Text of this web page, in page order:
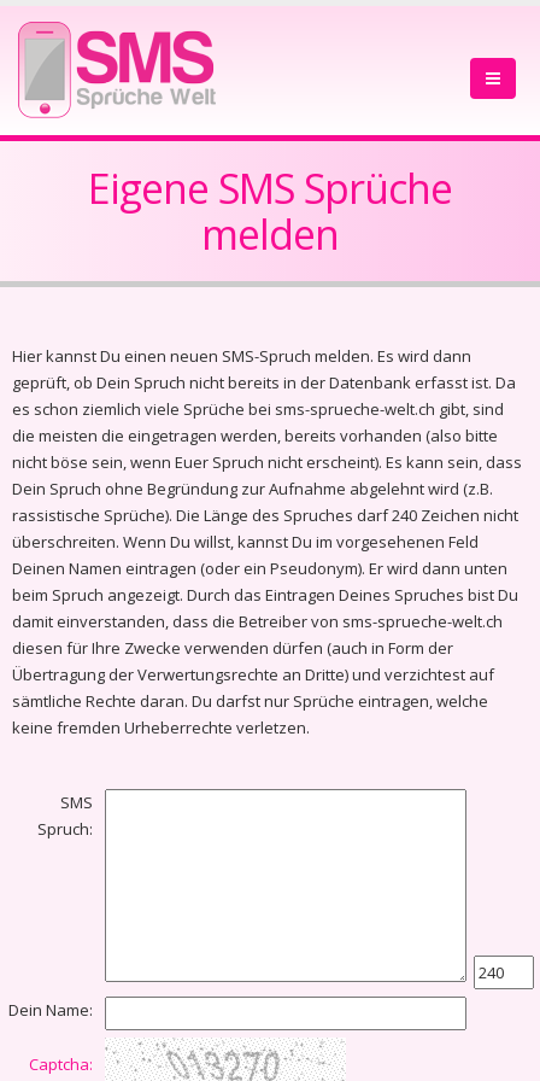
Eigene SMS Sprüche
melden
Hier kannst Du einen neuen SMS-Spruch melden. Es wird dann
geprüft, ob Dein Spruch nicht bereits in der Datenbank erfasst ist. Da
es schon ziemlich viele Sprüche bei sms-sprueche-welt.ch gibt, sind
die meisten die eingetragen werden, bereits vorhanden (also bitte
nicht böse sein, wenn Euer Spruch nicht erscheint). Es kann sein, dass
Dein Spruch ohne Begründung zur Aufnahme abgelehnt wird (z.B.
rassistische Sprüche). Die Länge des Spruches darf 240 Zeichen nicht
überschreiten. Wenn Du willst, kannst Du im vorgesehenen Feld
Deinen Namen eintragen (oder ein Pseudonym). Er wird dann unten
beim Spruch angezeigt. Durch das Eintragen Deines Spruches bist Du
damit einverstanden, dass die Betreiber von sms-sprueche-welt.ch
diesen für Ihre Zwecke verwenden dürfen (auch in Form der
Übertragung der Verwertungsrechte an Dritte) und verzichtest auf
sämtliche Rechte daran. Du darfst nur Sprüche eintragen, welche
keine fremden Urheberrechte verletzen.
SMS
Spruch:
Dein Name:
Captcha: